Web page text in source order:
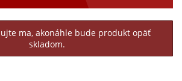
ma, akonáhle bude produkt opäť
skladom.